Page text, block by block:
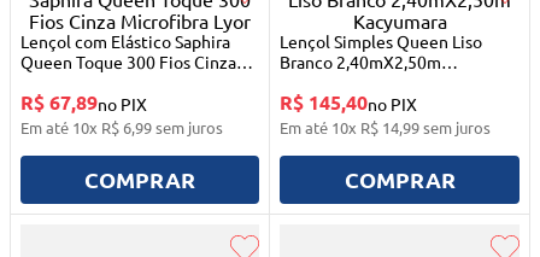
Lençol com Elástico Saphira
Queen Toque 300 Fios Cinza
R$ 67,89no PIX
Em até 10x R$ 6,99sem juros
COMPRAR
Lençol Simples Queen Liso
Branco 2,40mX2,50m
R$ 145,40no PIX
Em até 10x R$ 14,99sem juros
COMPRAR